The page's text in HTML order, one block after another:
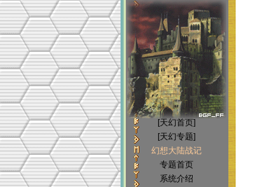
[天幻首页]
[天幻专题]
幻想大陆战记
专题首页
系统介绍